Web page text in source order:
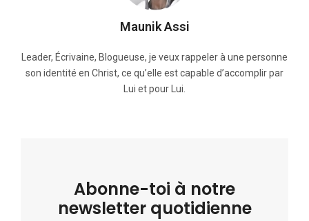
Maunik Assi
Leader, Écrivaine, Blogueuse, je veux rappeler à une personne
son identité en Christ, ce qu’elle est capable d’accomplir par
Lui et pour Lui.
Abonne-toi à notre
newsletter quotidienne